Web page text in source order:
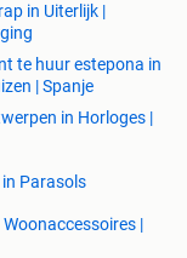
in Uiterlijk |
te huur estepona in
| Spanje
in Horloges |
Parasols
|